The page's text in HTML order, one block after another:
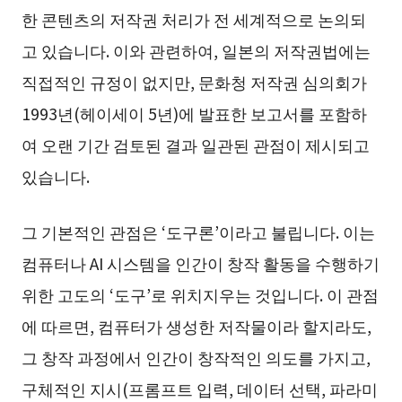
한 콘텐츠의 저작권 처리가 전 세계적으로 논의되
고 있습니다. 이와 관련하여, 일본의 저작권법에는
직접적인 규정이 없지만, 문화청 저작권 심의회가
1993년(헤이세이 5년)에 발표한 보고서를 포함하
여 오랜 기간 검토된 결과 일관된 관점이 제시되고
있습니다.
그 기본적인 관점은 ‘도구론’이라고 불립니다. 이는
컴퓨터나 AI 시스템을 인간이 창작 활동을 수행하기
위한 고도의 ‘도구’로 위치지우는 것입니다. 이 관점
에 따르면, 컴퓨터가 생성한 저작물이라 할지라도,
그 창작 과정에서 인간이 창작적인 의도를 가지고,
구체적인 지시(프롬프트 입력, 데이터 선택, 파라미